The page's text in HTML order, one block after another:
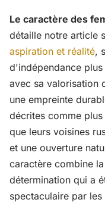
Le caractère des
détaille notre article
aspiration et réalité,
d'indépendance
avec sa valorisation
une empreinte
décrites comme
que leurs voisines
et une ouverture
caractère combine
détermination qui a
spectaculaire par